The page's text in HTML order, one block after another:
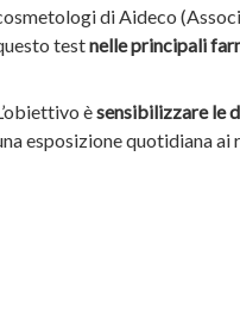
di Aideco
testnelle principali
èsensibilizzare le
esposizione quotidiana ai